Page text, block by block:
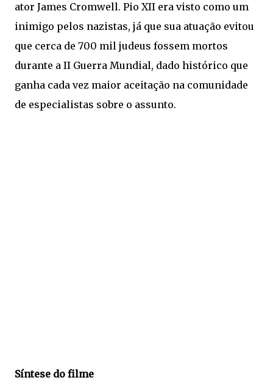
ator James Cromwell. Pio XII era visto como um
inimigo pelos nazistas, já que sua atuação evitou
que cerca de 700 mil judeus fossem mortos
durante a II Guerra Mundial, dado histórico que
ganha cada vez maior aceitação na comunidade
de especialistas sobre o assunto.
Síntese do filme